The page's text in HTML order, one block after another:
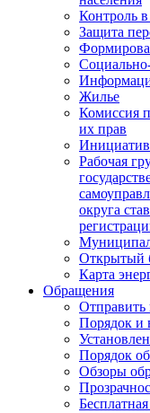
Контроль
Защита
Жилье
Комиссия
их прав
Рабочая
округа
Открытый
Карта
Обращения
Отправить
Порядок и
Порядок
Обзоры